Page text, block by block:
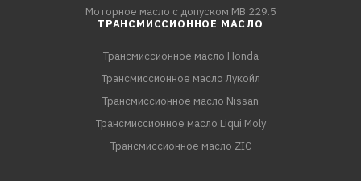
Моторное масло с допуском MB 229.5
ТРАНСМИССИОННОЕ МАСЛО
Трансмиссионное масло Honda
Трансмиссионное масло Лукойл
Трансмиссионное масло Nissan
Трансмиссионное масло Liqui Moly
Трансмиссионное масло ZIC